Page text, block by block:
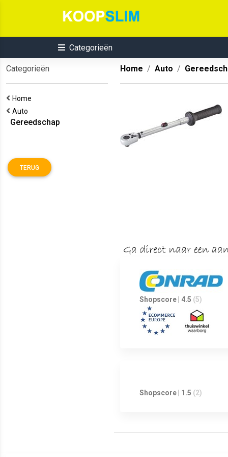
Categorieën
Categorieën
Home
Auto
Gereedschap
TERUG
Home Auto
Shopscore | 4.5 (5)
Shopscore | 1.5 (2)